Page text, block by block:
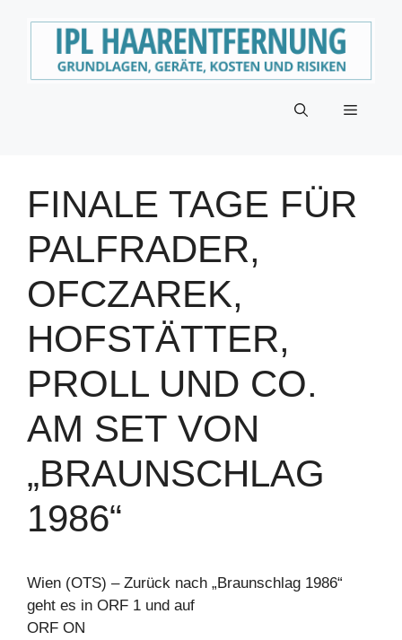
Menü
FINALE TAGE FÜR
PALFRADER,
OFCZAREK,
HOFSTÄTTER,
PROLL UND CO.
AM SET VON
„BRAUNSCHLAG
1986“
Wien (OTS) – Zurück nach „Braunschlag 1986“
geht es in ORF 1 und auf
ORF ON